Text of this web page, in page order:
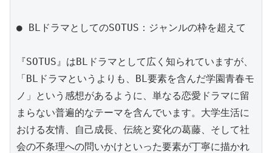
● BLドラマとしてのSOTUS：ジャンルの枠を超えて
『SOTUS』はBLドラマとして広く知られていますが、
「BLドラマというよりも、BL要素を含んだ学園青春モ
ノ」という感想があるように、単なる恋愛ドラマに留
まらない普遍的なテーマを含んでいます。大学生活に
おける友情、自己成長、伝統と変化の葛藤、そして社
会の不条理への問いかけといった要素が丁寧に描かれ